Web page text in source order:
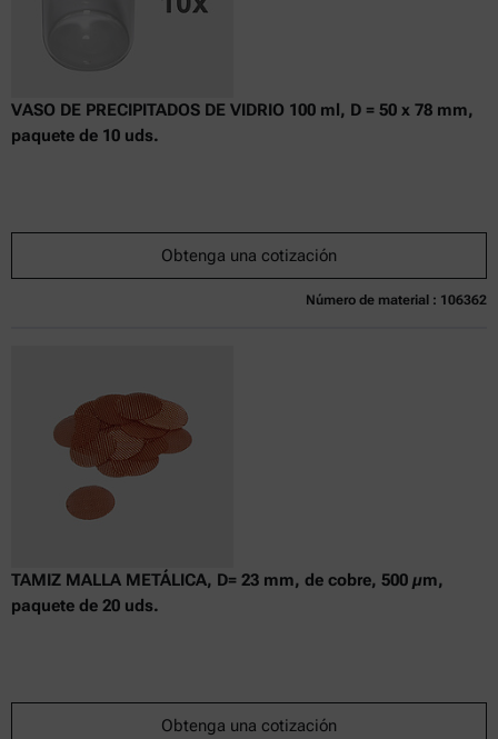
VASO DE PRECIPITADOS DE VIDRIO 100 ml, D = 50 x 78 mm,
paquete de 10 uds.
Obtenga una cotización
Número de material : 106362
TAMIZ MALLA METÁLICA, D= 23 mm, de cobre, 500 µm,
paquete de 20 uds.
Obtenga una cotización